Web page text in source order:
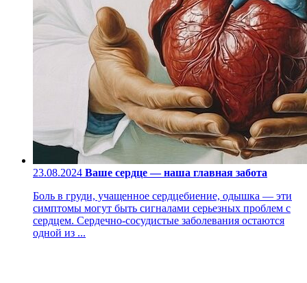
23.08.2024 Ваше сердце — наша главная забота
Боль в груди, учащенное сердцебиение, одышка — эти
симптомы могут быть сигналами серьезных проблем с
сердцем. Сердечно-сосудистые заболевания остаются
одной из ...